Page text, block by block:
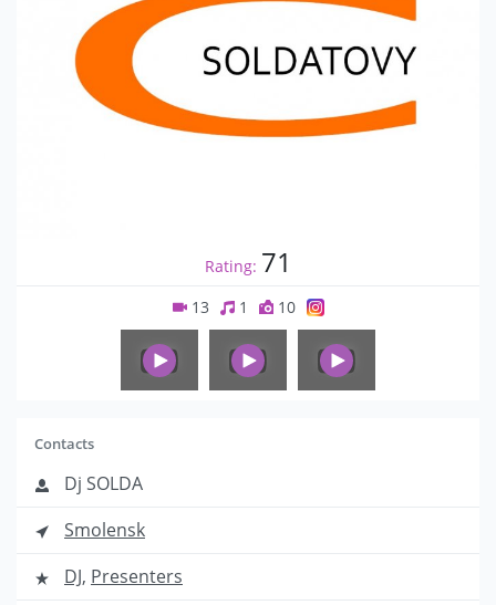
Rating: 71
13 1 10
Contacts
Dj SOLDA
Smolensk
DJ, Presenters